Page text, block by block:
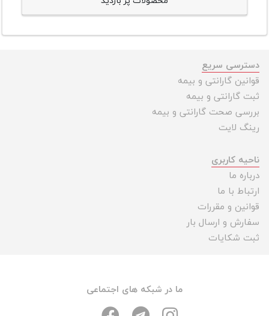
دسترسی سریع
قوانین گارانتی و بیمه
ثبت گارانتی و بیمه
بررسی صحت گارانتی و بیمه
رینگ لایت
ناحیه کاربری
درباره ما
ارتباط با ما
قوانین و مقررات
سفارش و ارسال بار
ثبت شکایات
ما در شبکه های اجتماعی